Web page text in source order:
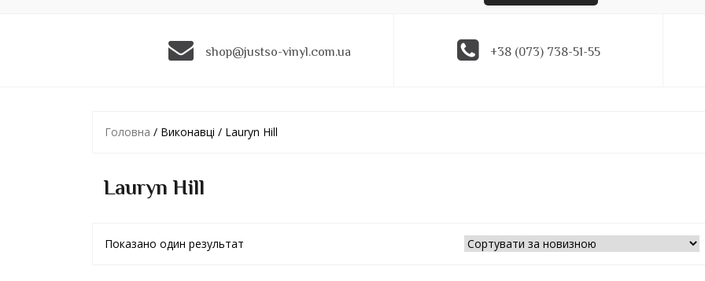
shop@justso-vinyl.com.ua +38 (073) 738-51-55
Головна / Виконавці / Lauryn Hill
Lauryn Hill
Показано один результат